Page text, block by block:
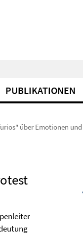
PUBLIKATIONEN
über Emotionen